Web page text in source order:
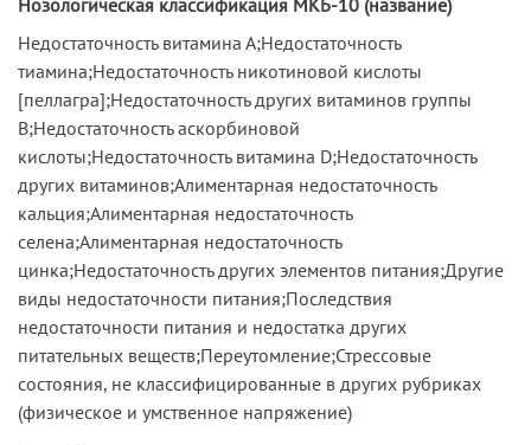
Недостаточность витамина А;Недостаточность
тиамина;Недостаточность никотиновой кислоты
[пеллагра];Недостаточность других витаминов группы
В;Недостаточность аскорбиновой
кислоты;Недостаточность витамина D;Недостаточность
других витаминов;Алиментарная недостаточность
кальция;Алиментарная недостаточность
селена;Алиментарная недостаточность
цинка;Недостаточность других элементов питания;Другие
виды недостаточности питания;Последствия
недостаточности питания и недостатка других
питательных веществ;Переутомление;Стрессовые
состояния, не классифицированные в других рубриках
(физическое и умственное напряжение)